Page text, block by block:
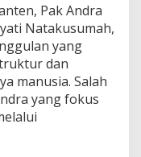
Pak Andra
Natakusumah,
yang
dan
manusia. Salah
yang fokus